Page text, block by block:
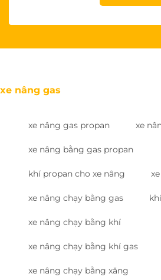
xe nâng gas
xe nâng gas propan xe
xe nâng bằng gas propan
khí propan cho xe nâng
xe nâng chạy bằng gas
xe nâng chạy bằng khí
xe nâng chạy bằng khí gas
xe nâng chạy bằng xăng